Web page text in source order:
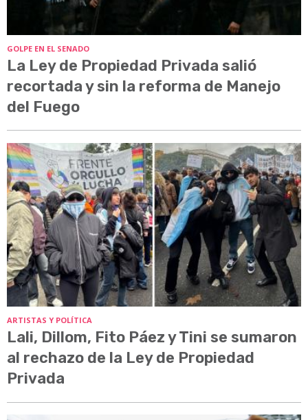
GOLPE EN EL SENADO
La Ley de Propiedad Privada salió
recortada y sin la reforma de Manejo
del Fuego
ARTISTAS Y POLÍTICA
Lali, Dillom, Fito Páez y Tini se sumaron
al rechazo de la Ley de Propiedad
Privada